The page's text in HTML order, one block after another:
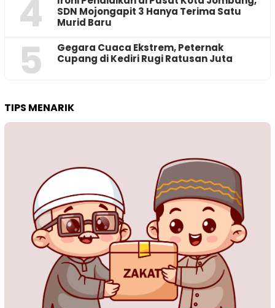
4
SDN Mojongapit 3 Hanya Terima Satu
Murid Baru
5
‎Gegara Cuaca Ekstrem, Peternak
Cupang di Kediri Rugi Ratusan Juta
TIPS MENARIK